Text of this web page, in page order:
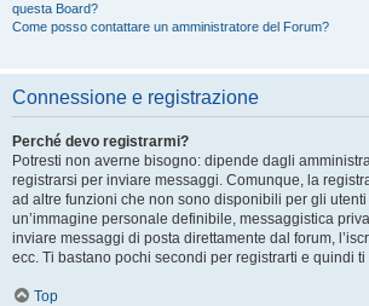
questa Board?
Come posso contattare un amministratore del Forum?
Connessione e registrazione
Perché devo registrarmi?
Potresti non averne bisogno: dipende dagli
registrarsi per inviare messaggi. Comunque, la
ad altre funzioni che non sono disponibili per gli utenti
un’immagine personale definibile, messaggistica
inviare messaggi di posta direttamente dal forum,
ecc. Ti bastano pochi secondi per registrarti e quindi
Top